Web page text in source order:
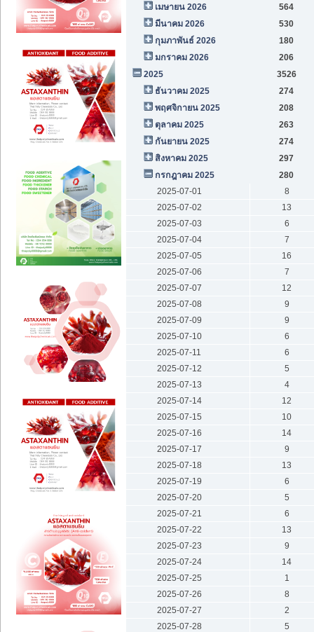
เมษายน 2026
564
มีนาคม 2026
530
กุมภาพันธ์ 2026
180
มกราคม 2026
206
2025
3526
ธันวาคม 2025
274
พฤศจิกายน 2025
208
ตุลาคม 2025
263
กันยายน 2025
274
สิงหาคม 2025
297
กรกฎาคม 2025
280
2025-07-01
8
2025-07-02
13
2025-07-03
6
2025-07-04
7
2025-07-05
16
2025-07-06
7
2025-07-07
12
2025-07-08
9
2025-07-09
9
2025-07-10
6
2025-07-11
6
2025-07-12
5
2025-07-13
4
2025-07-14
12
2025-07-15
10
2025-07-16
14
2025-07-17
9
2025-07-18
13
2025-07-19
6
2025-07-20
5
2025-07-21
6
2025-07-22
13
2025-07-23
9
2025-07-24
14
2025-07-25
1
2025-07-26
8
2025-07-27
2
2025-07-28
5